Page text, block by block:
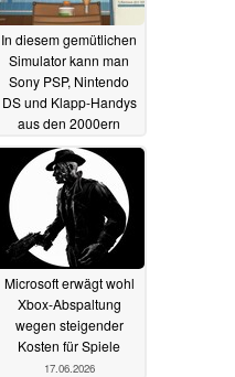
In diesem gemütlichen
Simulator kann man
Sony PSP, Nintendo
DS und Klapp-Handys
aus den 2000ern
reparieren19.06.2026
Microsoft erwägt wohl
Xbox-Abspaltung
wegen steigender
Kosten für Spiele
17.06.2026